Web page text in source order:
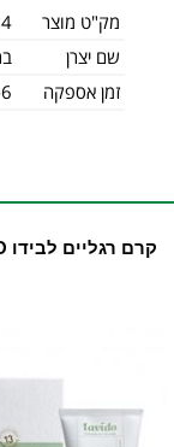
מק"ט מוצר
שם יצרן
זמן אספקה
3-6
קרם רגליים לבידו LAVIDO